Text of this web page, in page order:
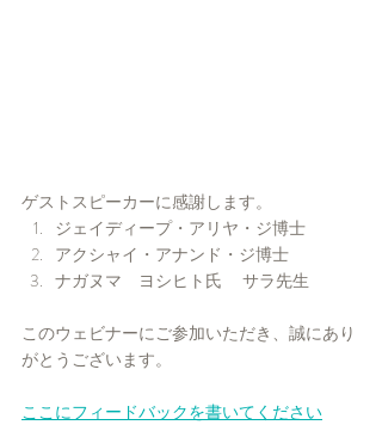
ゲストスピーカーに感謝します。
ジェイディープ・アリヤ・ジ博士
アクシャイ・アナンド・ジ博士
ナガヌマ　ヨシヒト氏　 サラ先生
このウェビナーにご参加いただき、誠にあり
がとうございます。
ここにフィードバックを書いてください